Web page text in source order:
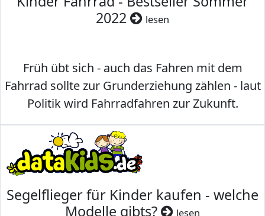
2022
lesen
Früh übt sich - auch das Fahren mit dem
Fahrrad sollte zur Grunderziehung zählen - laut
Politik wird Fahrradfahren zur Zukunft.
Segelflieger für Kinder kaufen - welche
Modelle gibts?
lesen